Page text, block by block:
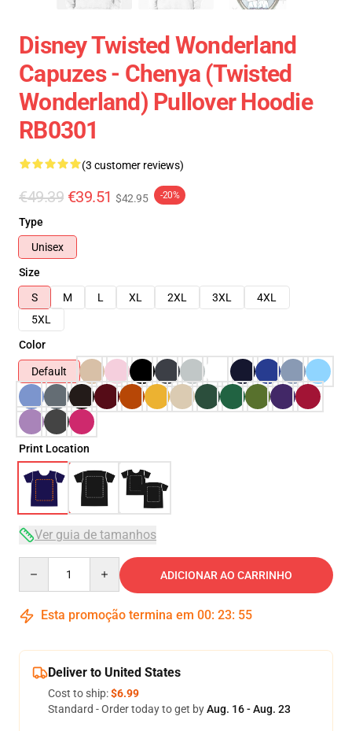
Disney Twisted Wonderland
Capuzes - Chenya (Twisted
Wonderland) Pullover Hoodie
RB0301
(3 customer reviews)
€49.39 €39.51 $42.95 -20%
Type
Unisex
Size
S
M L XL 2XL 3XL
4XL
5XL
Color
Default
Print Location
Ver guia de tamanhos
ADICIONAR AO CARRINHO
Esta promoção termina em 00: 23: 54
Deliver to United States
Cost to ship:$6.99
Standard - Order today to get byAug. 16 - Aug. 23